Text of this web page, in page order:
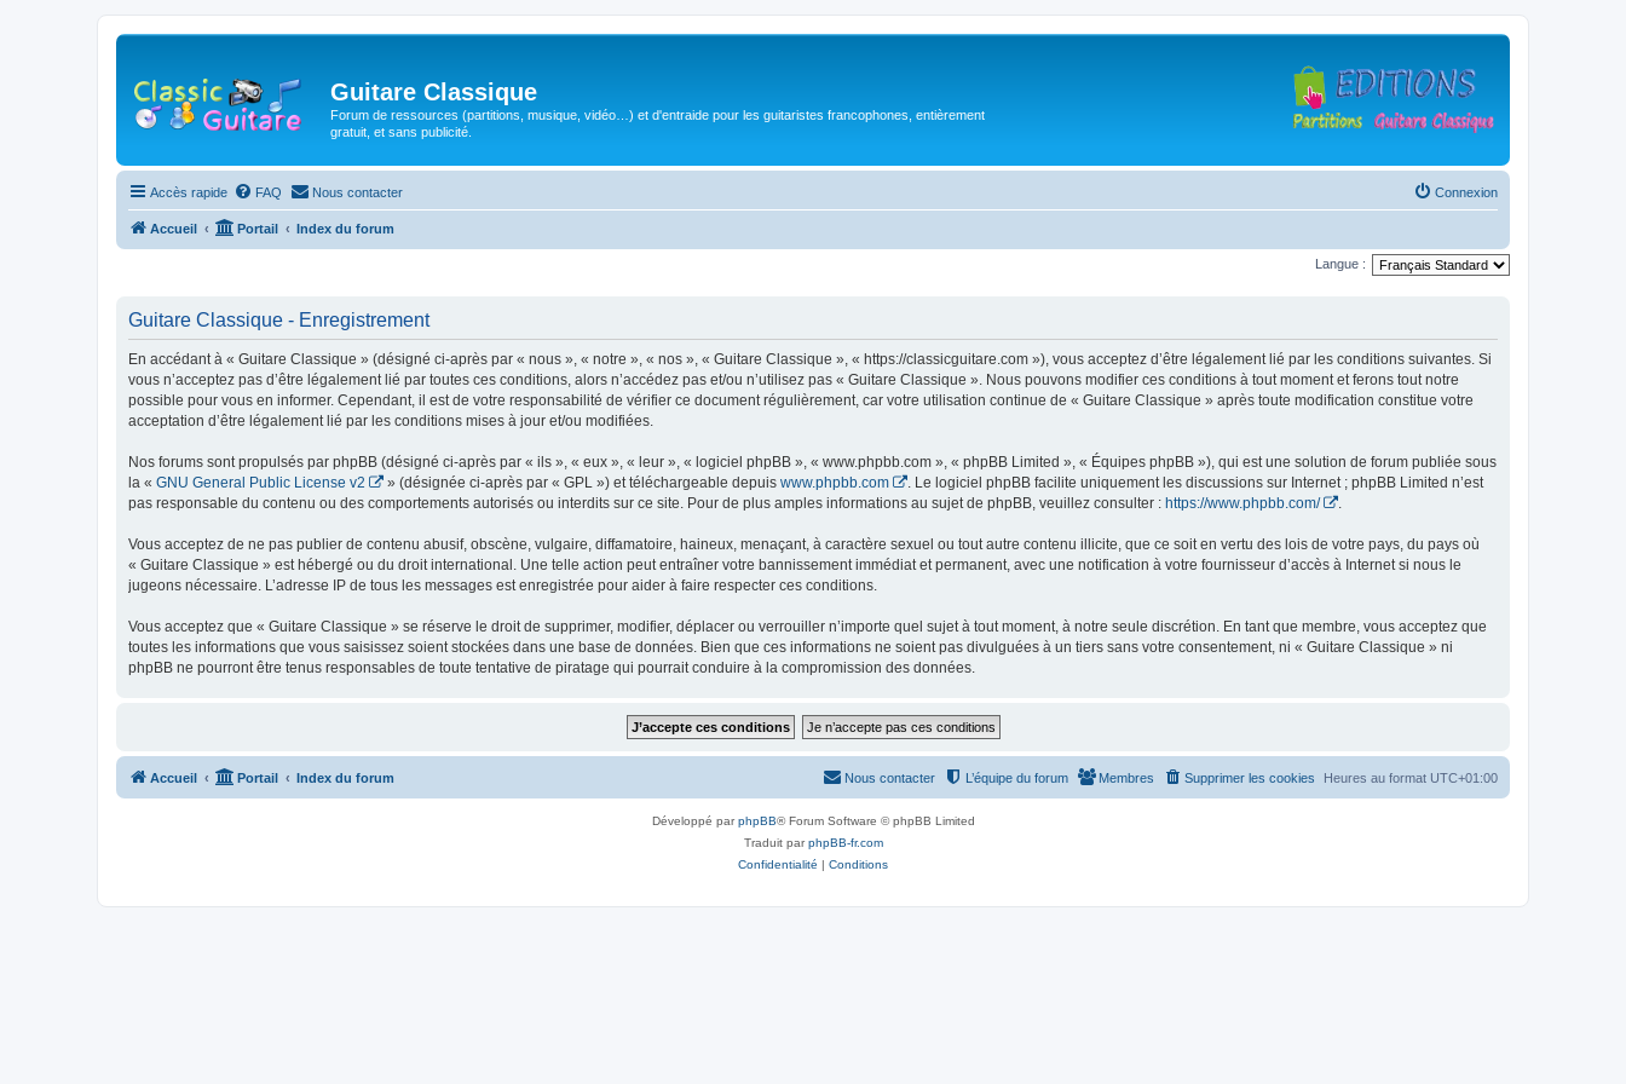
Guitare Classique
Forum de ressources (partitions, musique, vidéo…) et d'entraide pour les guitaristes francophones, entièrement
gratuit, et sans publicité.
Accès rapide FAQ Nous contacter Connexion
Accueil Portail Index du forum
Langue :
Guitare Classique - Enregistrement
En accédant à « Guitare Classique » (désigné ci-après par « nous », « notre », « nos », « Guitare Classique », « https://classicguitare.com »), vous acceptez d’être légalement lié par les conditions suivantes. Si
vous n’acceptez pas d’être légalement lié par toutes ces conditions, alors n’accédez pas et/ou n’utilisez pas « Guitare Classique ». Nous pouvons modifier ces conditions à tout moment et ferons tout notre
possible pour vous en informer. Cependant, il est de votre responsabilité de vérifier ce document régulièrement, car votre utilisation continue de « Guitare Classique » après toute modification constitue votre
acceptation d’être légalement lié par les conditions mises à jour et/ou modifiées.
Nos forums sont propulsés par phpBB (désigné ci-après par « ils », « eux », « leur », « logiciel phpBB », « www.phpbb.com », « phpBB Limited », « Équipes phpBB »), qui est une solution de forum publiée sous
la « GNU General Public License v2 » (désignée ci-après par « GPL ») et téléchargeable depuis www.phpbb.com
. Le logiciel phpBB facilite uniquement les discussions sur Internet ; phpBB Limited n’est
pas responsable du contenu ou des comportements autorisés ou interdits sur ce site. Pour de plus amples informations au sujet de phpBB, veuillez consulter : https://www.phpbb.com/ .
Vous acceptez de ne pas publier de contenu abusif, obscène, vulgaire, diffamatoire, haineux, menaçant, à caractère sexuel ou tout autre contenu illicite, que ce soit en vertu des lois de votre pays, du pays où
« Guitare Classique » est hébergé ou du droit international. Une telle action peut entraîner votre bannissement immédiat et permanent, avec une notification à votre fournisseur d’accès à Internet si nous le
jugeons nécessaire. L’adresse IP de tous les messages est enregistrée pour aider à faire respecter ces conditions.
Vous acceptez que « Guitare Classique » se réserve le droit de supprimer, modifier, déplacer ou verrouiller n’importe quel sujet à tout moment, à notre seule discrétion. En tant que membre, vous acceptez que
toutes les informations que vous saisissez soient stockées dans une base de données. Bien que ces informations ne soient pas divulguées à un tiers sans votre consentement, ni « Guitare Classique » ni
phpBB ne pourront être tenus responsables de toute tentative de piratage qui pourrait conduire à la compromission des données.
Accueil Portail Index du forum Heures au format UTC+01:00
Supprimer les cookies
Membres
L’équipe du forum
Nous contacter
Développé parphpBB® Forum Software © phpBB Limited
Traduit parphpBB-fr.com
Confidentialité | Conditions